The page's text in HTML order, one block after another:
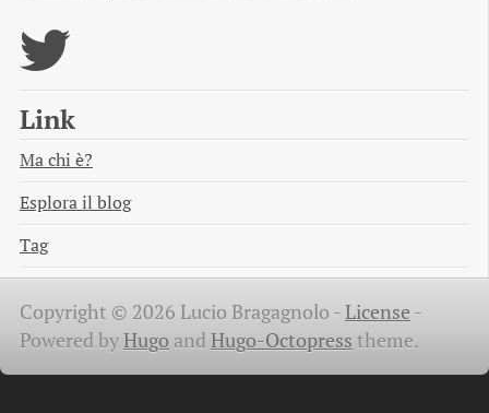
Link
Ma chi è?
Esplora il blog
Tag
Copyright © 2026 Lucio Bragagnolo -License -
Powered byHugo and Hugo-Octopress theme.